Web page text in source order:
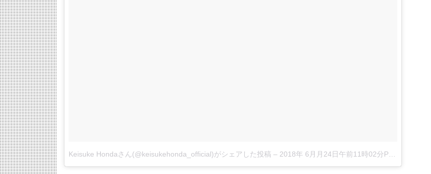
Keisuke Hondaさん(@keisukehonda_official)がシェアした投稿 – 2018年 6月月24日午前11時02分PDT